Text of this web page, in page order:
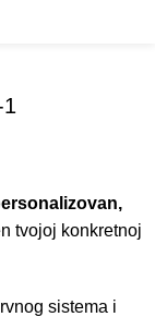
tvojoj konkretnoj
sistema i